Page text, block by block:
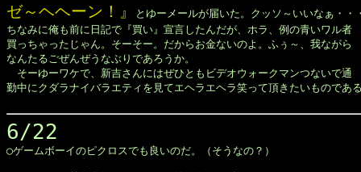
ゼ～ヘヘーン！』
とゆーメールが届いた。クッソ～いいなぁ・・
ちなみに俺も前に日記で『買い』宣言したんだが、ホラ、例の青いワル者
買っちゃったじゃん。そーそー。だからお金ないのよ。ふぅ～、我ながら
なんたるごぜんぜうなぶりであろうか。
そーゆーワケで、新吉さんにはぜひともビデオウォークマンつないで通
勤中にクダラナイバラエティを見てエヘラエヘラ笑って頂きたいものであ
6/22
◯ゲームボーイのピクロスでも良いのだ。（そうなの？）